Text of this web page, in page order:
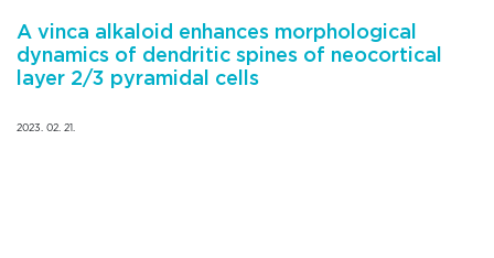
A vinca alkaloid enhances morphological
dynamics of dendritic spines of neocortical
layer 2/3 pyramidal cells
2023. 02. 21.